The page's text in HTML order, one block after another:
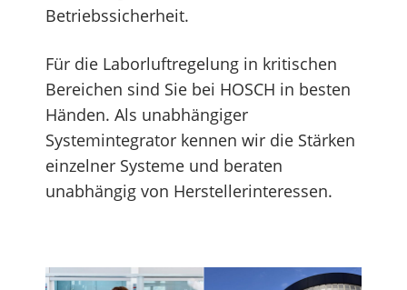
Betriebssicherheit.
Für die Laborluftregelung in kritischen
Bereichen sind Sie bei HOSCH in besten
Händen. Als unabhängiger
Systemintegrator kennen wir die Stärken
einzelner Systeme und beraten
unabhängig von Herstellerinteressen.